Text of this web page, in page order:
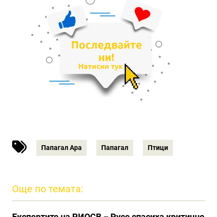
Папагал Ара Папагал Птици
Още по темата: